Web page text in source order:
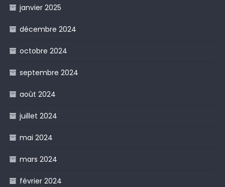
janvier 2025
décembre 2024
octobre 2024
septembre 2024
août 2024
juillet 2024
mai 2024
mars 2024
février 2024